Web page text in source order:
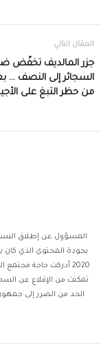
المقال التالي
جزر المالديف تخفّض
السجائر إلى النصف …
من حظر التبغ على
بجودة المحتوى الذي كان
2020 أدركت حاجة
تمكنت من الإقلاع عن
الحد من الضرر إلى